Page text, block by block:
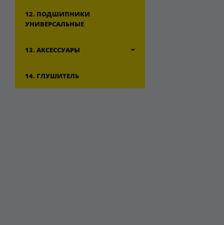
12. ПОДШИПНИКИ
УНИВЕРСАЛЬНЫЕ
13. АКСЕССУАРЫ
14. ГЛУШИТЕЛЬ